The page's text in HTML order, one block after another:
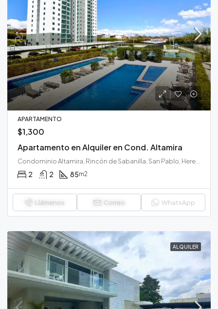
APARTAMENTO
$1,300
Apartamento en Alquiler en Cond. Altamira
2 2 85m2
Llámenos Correo WhatsApp
ALQUILER